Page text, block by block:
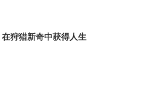
狩猎新奇中获得人生